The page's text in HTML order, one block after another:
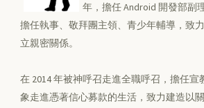
年，擔任 Android 開發部副
擔任執事、敬拜團主領、青少年輔導，致
立親密關係。
在 2014 年被神呼召走進全職呼召，擔任
象走進憑著信心募款的生活，致力建造以